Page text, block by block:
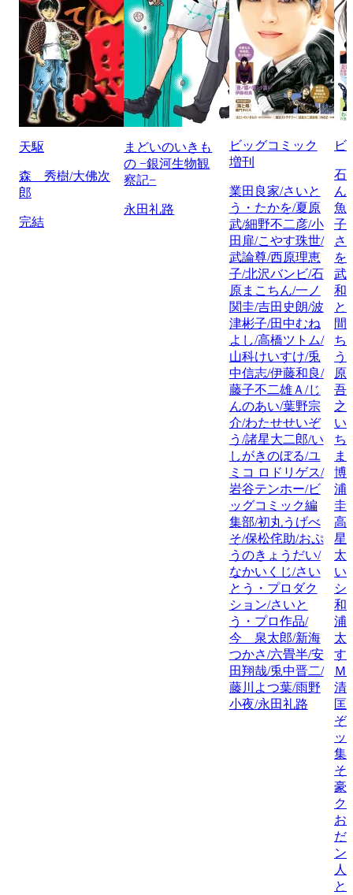
天駆
森 秀樹/大佛次
郎
完結
まどいのいきも
の −銀河生物観
察記−
永田礼路
ビッグコミック
増刊
業田良家/さいと
う・たかを/夏原
武/細野不二彦/小
田扉/こやす珠世/
武論尊/西原理恵
子/北沢バンビ/石
原まこちん/一ノ
関圭/吉田史朗/波
津彬子/田中むね
よし/高橋ツトム/
山科けいすけ/兎
中信志/伊藤和良/
藤子不二雄Ａ/じ
んのあい/葉野宗
介/わたせせいぞ
う/諸星大二郎/い
しがきのぼる/ユ
ミコ ロドリゲス/
岩谷テンホー/ビ
ッグコミック編
集部/初丸うげべ
そ/保松侘助/おぷ
うのきょうだい/
なかいくじ/さい
とう・プロダク
ション/さいと
う・プロ作品/
今 泉太郎/新海
つかさ/六畳半/安
田翔哉/兎中晋二/
藤川よつ葉/雨野
小夜/永田礼路
ビ
石
ん
魚
子
さ
を
武/
和
と
間
ち
う
原
吾/
之
い
ち
ま
博/
浦
圭/
高
星/
太
い
シ
和
浦
太
す
Ｍ
清
匡
ぞ
ッ
集
そ
豪
ク
お
だ
ン
人
と